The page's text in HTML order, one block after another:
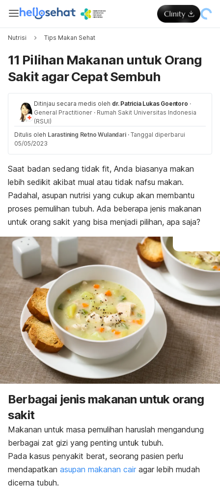
Nutrisi Tips Makan Sehat
11 Pilihan Makanan untuk Orang
Sakit agar Cepat Sembuh
Ditinjau secara medis oleh dr. Patricia Lukas Goentoro ·
General Practitioner · Rumah Sakit Universitas Indonesia
(RSUI)
Ditulis oleh Larastining Retno Wulandari · Tanggal diperbarui
05/05/2023
Saat badan sedang tidak fit, Anda biasanya makan
lebih sedikit akibat mual atau tidak nafsu makan.
Padahal, asupan nutrisi yang cukup akan membantu
proses pemulihan tubuh. Ada beberapa jenis makanan
untuk orang sakit yang bisa menjadi pilihan, apa saja?
Berbagai jenis makanan untuk orang
sakit
Makanan untuk masa pemulihan haruslah mengandung
berbagai zat gizi yang penting untuk tubuh.
Pada kasus penyakit berat, seorang pasien perlu
mendapatkan asupan makanan cair agar lebih mudah
dicerna tubuh.